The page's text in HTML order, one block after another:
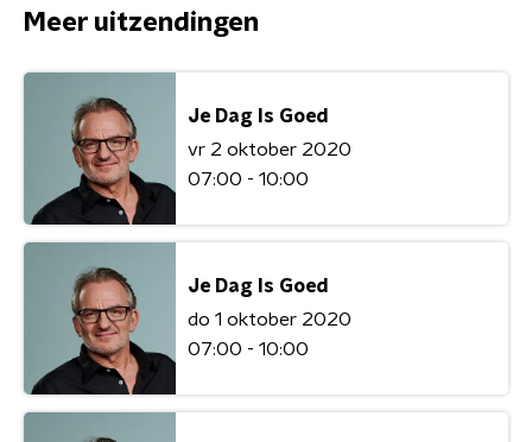
Meer uitzendingen
Je Dag Is Goed
vr 2 oktober 2020
07:00 - 10:00
Je Dag Is Goed
do 1 oktober 2020
07:00 - 10:00